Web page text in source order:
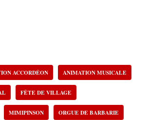
ACCORDÉON ANIMATION MUSICALE
FÊTE DE VILLAGE
MIMIPINSON ORGUE DE BARBARIE